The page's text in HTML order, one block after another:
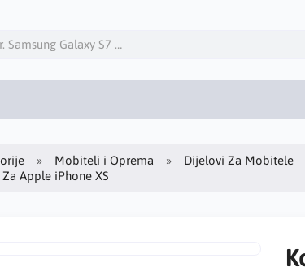
Mobiteli i Oprema Dijelovi Za Mobitele
Apple iPhone XS